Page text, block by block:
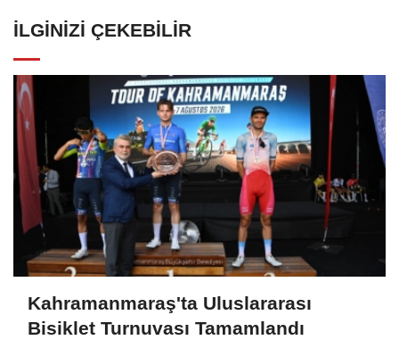
İLGINIZI ÇEKEBILIR
Kahramanmaraş'ta Uluslararası
Bisiklet Turnuvası Tamamlandı